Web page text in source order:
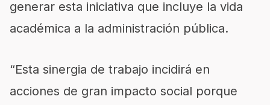
generar esta iniciativa que incluye la vida
académica a la administración pública.
“Esta sinergia de trabajo incidirá en
acciones de gran impacto social porque